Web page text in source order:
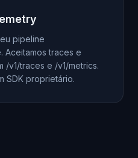
pipeline
Aceitamos traces e
/v1/traces e /v1/metrics.
SDK proprietário.